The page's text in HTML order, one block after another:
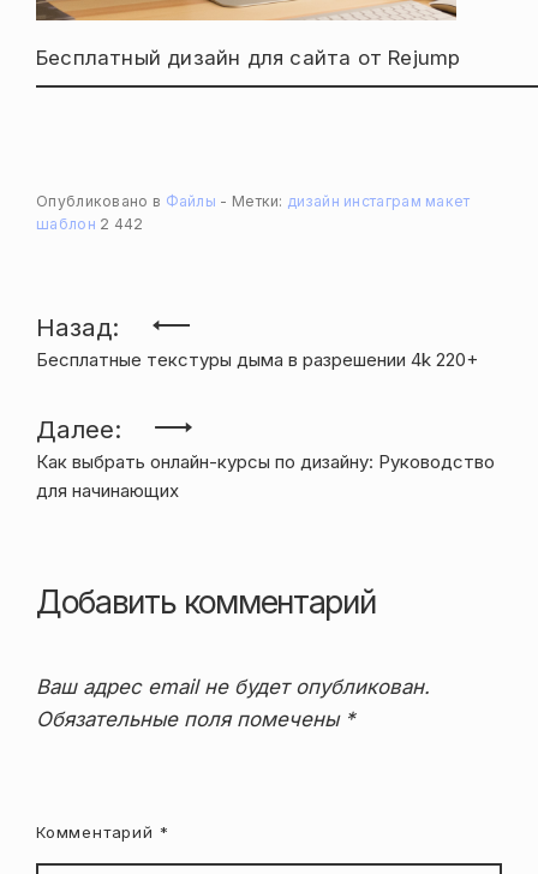
Бесплатный дизайн для сайта от Rejump
Опубликовано в Файлы Метки: дизайн инстаграм макет
шаблон 2 442
Навигация
по
записям
Назад:
Бесплатные текстуры дыма в разрешении 4k 220+
Далее:
Как выбрать онлайн-курсы по дизайну: Руководство
для начинающих
Добавить комментарий
Ваш адрес email не будет опубликован.
Обязательные поля помечены *
Комментарий *